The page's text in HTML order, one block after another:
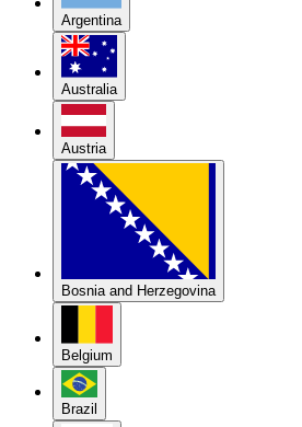
Argentina
Australia
Austria
Bosnia and Herzegovina
Belgium
Brazil